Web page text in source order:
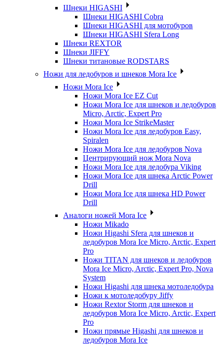
Шнеки HIGASHI
Шнеки HIGASHI Cobra
Шнеки HIGASHI для мотобуров
Шнеки HIGASHI Sfera Long
Шнеки REXTOR
Шнеки JIFFY
Шнеки титановые RODSTARS
Ножи для ледобуров и шнеков Mora Ice
Ножи Mora Ice
Ножи Mora Ice EZ Cut
Ножи Mora Ice для шнеков и ледобуров
Micro, Arctic, Expert Pro
Ножи Mora Ice StrikeMaster
Ножи Mora Ice для ледобуров Easy,
Spiralen
Ножи Mora Ice для ледобуров Nova
Центрирующий нож Mora Nova
Ножи Mora Ice для ледобура Viking
Ножи Mora Ice для шнека Arctic Power
Drill
Ножи Mora Ice для шнека HD Power
Drill
Аналоги ножей Mora Ice
Ножи Mikado
Ножи Higashi Sfera для шнеков и
ледобуров Mora Ice Micro, Arctic, Expert
Pro
Ножи TITAN для шнеков и ледобуров
Mora Ice Micro, Arctic, Expert Pro, Nova
System
Ножи Higashi для шнека мотоледобура
Ножи к мотоледобуру Jiffy
Ножи Rextor Storm для шнеков и
ледобуров Mora Ice Micro, Arctic, Expert
Pro
Ножи прямые Higashi для шнеков и
ледобуров Mora Ice